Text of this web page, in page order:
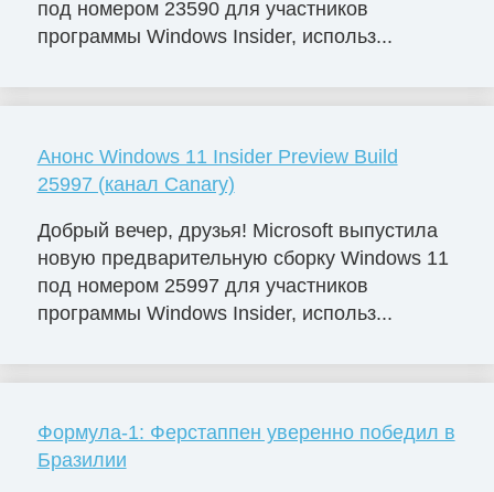
под номером 23590 для участников
программы Windows Insider, использ...
Анонс Windows 11 Insider Preview Build
25997 (канал Canary)
Добрый вечер, друзья! Microsoft выпустила
новую предварительную сборку Windows 11
под номером 25997 для участников
программы Windows Insider, использ...
Формула-1: Ферстаппен уверенно победил в
Бразилии